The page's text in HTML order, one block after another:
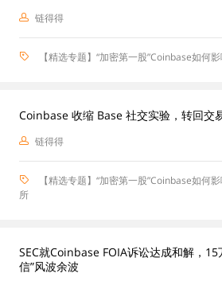
链得得
【精选专题】“加密第一股”Coinbase如何
Coinbase 收缩 Base 社交实验，转回交
链得得
【精选专题】“加密第一股”Coinbase如何
所
SEC就Coinbase FOIA诉讼达成和解，15
信”风波余波